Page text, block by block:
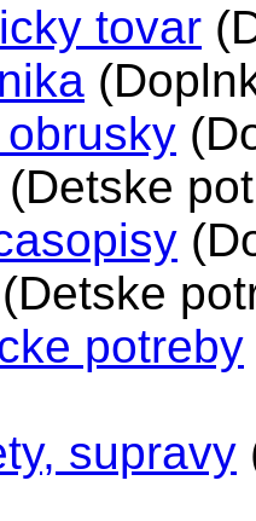
tovar
(Detske
(Detske
potreby
supravy